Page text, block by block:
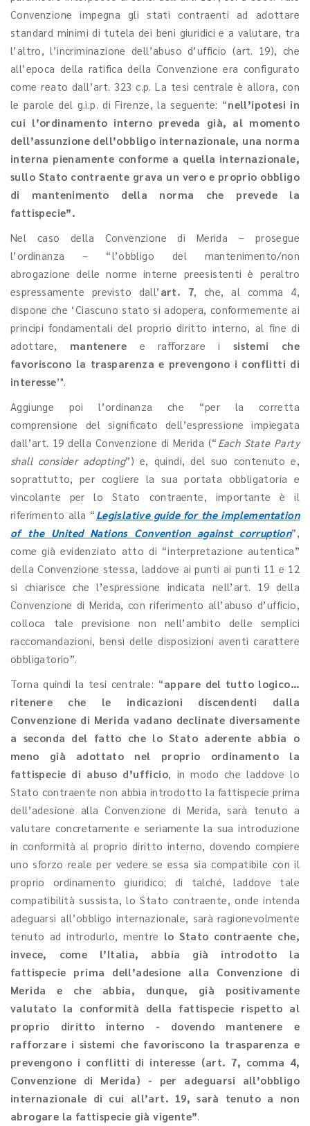
Convenzione impegna gli stati contraenti ad adottare
standard minimi di tutela dei beni giuridici e a valutare, tra
l’altro, l’incriminazione dell’abuso d’ufficio (art. 19), che
all’epoca della ratifica della Convenzione era configurato
come reato dall’art. 323 c.p. La tesi centrale è allora, con
le parole del g.i.p. di Firenze, la seguente: “nell’ipotesi in
cui l’ordinamento interno preveda già, al momento
dell’assunzione dell’obbligo internazionale, una norma
interna pienamente conforme a quella internazionale,
sullo Stato contraente grava un vero e proprio obbligo
di mantenimento della norma che prevede la
fattispecie”.
Nel caso della Convenzione di Merida – prosegue
l’ordinanza – “l’obbligo del mantenimento/non
abrogazione delle norme interne preesistenti è peraltro
espressamente previsto dall’ art. 7, che, al comma 4,
dispone che ‘Ciascuno stato si adopera, conformemente ai
principi fondamentali del proprio diritto interno, al fine di
adottare, mantenere e rafforzare i sistemi che
favoriscono la trasparenza e prevengono i conflitti di
interesse’".
Aggiunge poi l’ordinanza che “per la corretta
comprensione del significato dell’espressione impiegata
dall’art. 19 della Convenzione di Merida (“ Each State Party
shall consider adopting”) e, quindi, del suo contenuto e,
soprattutto, per cogliere la sua portata obbligatoria e
vincolante per lo Stato contraente, importante è il
riferimento alla “ Legislative guide for the implementation
of the United Nations Convention against corruption”,
come già evidenziato atto di “interpretazione autentica”
della Convenzione stessa, laddove ai punti ai punti 11 e 12
si chiarisce che l’espressione indicata nell’art. 19 della
Convenzione di Merida, con riferimento all’abuso d’ufficio,
colloca tale previsione non nell’ambito delle semplici
raccomandazioni, bensì delle disposizioni aventi carattere
obbligatorio”.
Torna quindi la tesi centrale: “appare del tutto logico…
ritenere che le indicazioni discendenti dalla
Convenzione di Merida vadano declinate diversamente
a seconda del fatto che lo Stato aderente abbia o
meno già adottato nel proprio ordinamento la
fattispecie di abuso d’ufficio, in modo che laddove lo
Stato contraente non abbia introdotto la fattispecie prima
dell’adesione alla Convenzione di Merida, sarà tenuto a
valutare concretamente e seriamente la sua introduzione
in conformità al proprio diritto interno, dovendo compiere
uno sforzo reale per vedere se essa sia compatibile con il
proprio ordinamento giuridico; di talché, laddove tale
compatibilità sussista, lo Stato contraente, onde intenda
adeguarsi all’obbligo internazionale, sarà ragionevolmente
tenuto ad introdurlo, mentre lo Stato contraente che,
invece, come l’Italia, abbia già introdotto la
fattispecie prima dell’adesione alla Convenzione di
Merida e che abbia, dunque, già positivamente
valutato la conformità della fattispecie rispetto al
proprio diritto interno - dovendo mantenere e
rafforzare i sistemi che favoriscono la trasparenza e
prevengono i conflitti di interesse (art. 7, comma 4,
Convenzione di Merida) - per adeguarsi all’obbligo
internazionale di cui all’art. 19, sarà tenuto a non
abrogare la fattispecie già vigente”.